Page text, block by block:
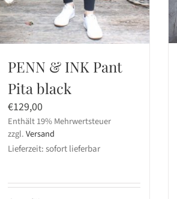
PENN & INK Pant
Pita black
€129,00
Enthält 19% Mehrwertsteuer
zzgl.Versand
Lieferzeit: sofort lieferbar